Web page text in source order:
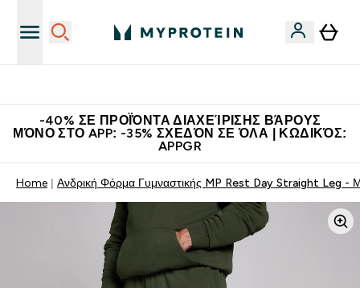
-40% ΣΕ ΠΡΟΪΌΝΤΑ ΔΙΑΧΕΊΡΙΣΗΣ ΒΆΡΟΥΣ
ΜΌΝΟ ΣΤΟ APP: -35% ΣΧΕΔΌΝ ΣΕ ΌΛΑ | ΚΩΔΙΚΌΣ:
APPGR
Home Ανδρική Φόρμα Γυμναστικής MP Rest Day Straight Leg -